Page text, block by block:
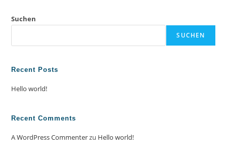
Suchen
SUCHEN
Recent Posts
Hello world!
Recent Comments
A WordPress Commenterzu Hello world!